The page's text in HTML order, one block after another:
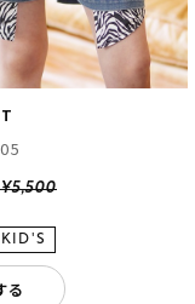
¥5,500
る